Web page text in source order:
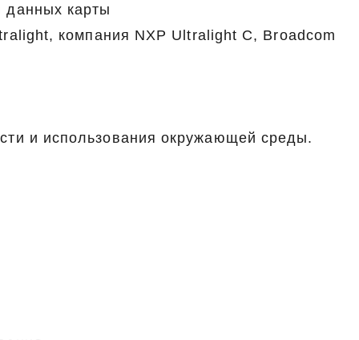
данных карты
компания NXP Ultralight C, Broadcom
и использования окружающей среды.